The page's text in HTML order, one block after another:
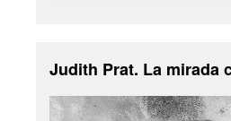
Judith Prat. La mirada